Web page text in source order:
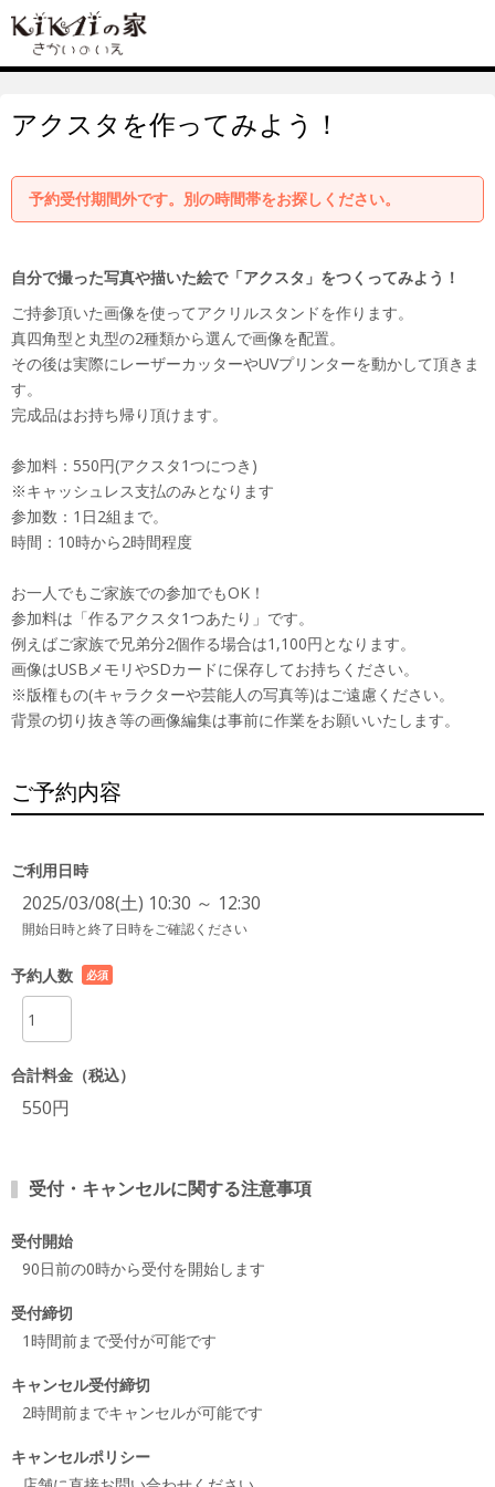
アクスタを作ってみよう！
予約受付期間外です。別の時間帯をお探しください。
自分で撮った写真や描いた絵で「アクスタ」をつくってみよう！
ご持参頂いた画像を使ってアクリルスタンドを作ります。
真四角型と丸型の2種類から選んで画像を配置。
その後は実際にレーザーカッターやUVプリンターを動かして頂きま
す。
完成品はお持ち帰り頂けます。
参加料：550円(アクスタ1つにつき)
※キャッシュレス支払のみとなります
参加数：1日2組まで。
時間：10時から2時間程度
お一人でもご家族での参加でもOK！
参加料は「作るアクスタ1つあたり」です。
例えばご家族で兄弟分2個作る場合は1,100円となります。
画像はUSBメモリやSDカードに保存してお持ちください。
※版権もの(キャラクターや芸能人の写真等)はご遠慮ください。
背景の切り抜き等の画像編集は事前に作業をお願いいたします。
ご予約内容
ご利用日時
2025/03/08(土) 10:30 ～ 12:30
開始日時と終了日時をご確認ください
予約人数
必須
合計料金（税込）
550円
受付・キャンセルに関する注意事項
受付開始
90日前の0時から受付を開始します
受付締切
1時間前まで受付が可能です
キャンセル受付締切
2時間前までキャンセルが可能です
キャンセルポリシー